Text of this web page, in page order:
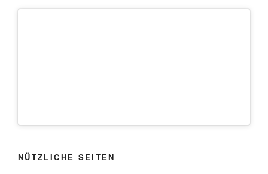
NÜTZLICHE SEITEN